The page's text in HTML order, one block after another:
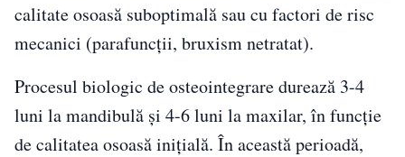
calitate osoasă suboptimală sau cu factori de risc
mecanici (parafuncții, bruxism netratat).
Procesul biologic de osteointegrare durează 3-4
luni la mandibulă și 4-6 luni la maxilar, în funcție
de calitatea osoasă inițială. În această perioadă,